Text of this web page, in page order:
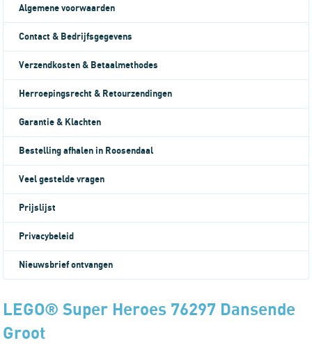
Algemene voorwaarden
Contact & Bedrijfsgegevens
Verzendkosten & Betaalmethodes
Herroepingsrecht & Retourzendingen
Garantie & Klachten
Bestelling afhalen in Roosendaal
Veel gestelde vragen
Prijslijst
Privacybeleid
Nieuwsbrief ontvangen
LEGO® Super Heroes 76297 Dansende
Groot